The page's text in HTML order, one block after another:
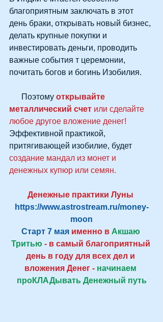
благоприятным заключать в этот
день браки, открывать новый бизнес,
делать крупные покупки и
инвестировать деньги, проводить
важные события т церемонии,
почитать богов и богинь Изобилия.
      Поэтому
открывайте
металлический счет или сделайте
любое другое вложение денег!
Эффективной практикой,
притягивающей изобилие, будет
создание мандал из монет и
денежных купюр или семян.
Денежные практики Луны
https://www.astrostream.ru/money-
moon
Старт 7 мая именно в Акшаю
Тритью - в самый благоприятный
день в году для всех дел и
вложения Денег - начинаем
проКЛАДывать Денежный путь